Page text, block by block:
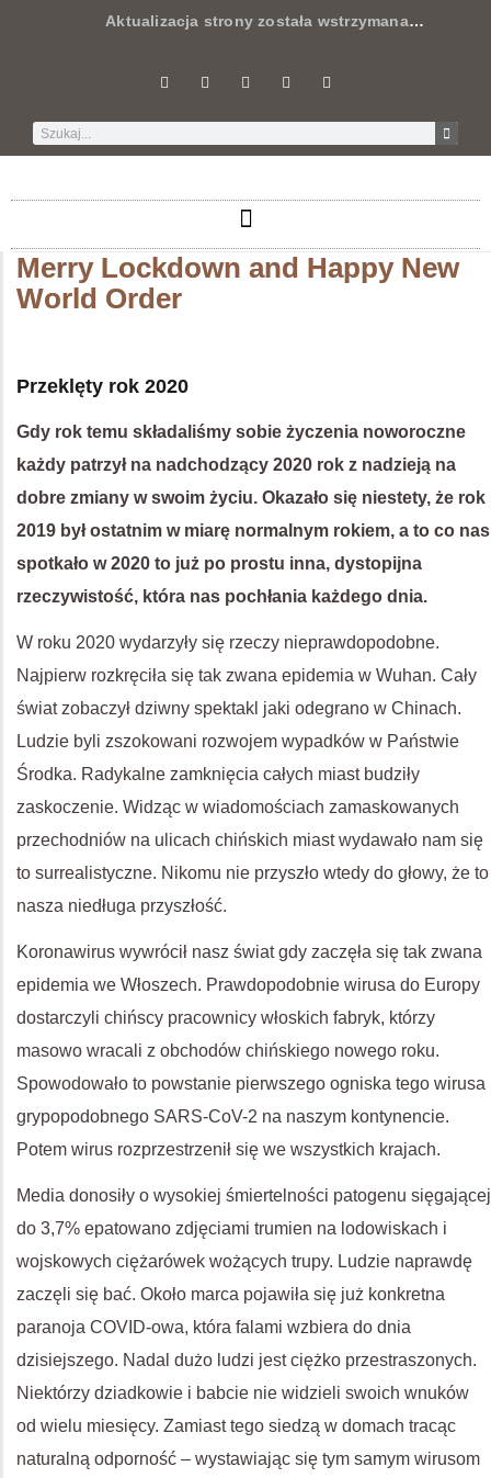
Aktualizacja strony została wstrzymana…
Merry Lockdown and Happy New
World Order
Przeklęty rok 2020
Gdy rok temu składaliśmy sobie życzenia noworoczne
każdy patrzył na nadchodzący 2020 rok z nadzieją na
dobre zmiany w swoim życiu. Okazało się niestety, że rok
2019 był ostatnim w miarę normalnym rokiem, a to co nas
spotkało w 2020 to już po prostu inna, dystopijna
rzeczywistość, która nas pochłania każdego dnia.
W roku 2020 wydarzyły się rzeczy nieprawdopodobne.
Najpierw rozkręciła się tak zwana epidemia w Wuhan. Cały
świat zobaczył dziwny spektakl jaki odegrano w Chinach.
Ludzie byli zszokowani rozwojem wypadków w Państwie
Środka. Radykalne zamknięcia całych miast budziły
zaskoczenie. Widząc w wiadomościach zamaskowanych
przechodniów na ulicach chińskich miast wydawało nam się
to surrealistyczne. Nikomu nie przyszło wtedy do głowy, że to
nasza niedługa przyszłość.
Koronawirus wywrócił nasz świat gdy zaczęła się tak zwana
epidemia we Włoszech. Prawdopodobnie wirusa do Europy
dostarczyli chińscy pracownicy włoskich fabryk, którzy
masowo wracali z obchodów chińskiego nowego roku.
Spowodowało to powstanie pierwszego ogniska tego wirusa
grypopodobnego SARS-CoV-2 na naszym kontynencie.
Potem wirus rozprzestrzenił się we wszystkich krajach.
Media donosiły o wysokiej śmiertelności patogenu sięgającej
do 3,7% epatowano zdjęciami trumien na lodowiskach i
wojskowych ciężarówek wożących trupy. Ludzie naprawdę
zaczęli się bać. Około marca pojawiła się już konkretna
paranoja COVID-owa, która falami wzbiera do dnia
dzisiejszego. Nadal dużo ludzi jest ciężko przestraszonych.
Niektórzy dziadkowie i babcie nie widzieli swoich wnuków
od wielu miesięcy. Zamiast tego siedzą w domach tracąc
naturalną odporność – wystawiając się tym samym wirusom